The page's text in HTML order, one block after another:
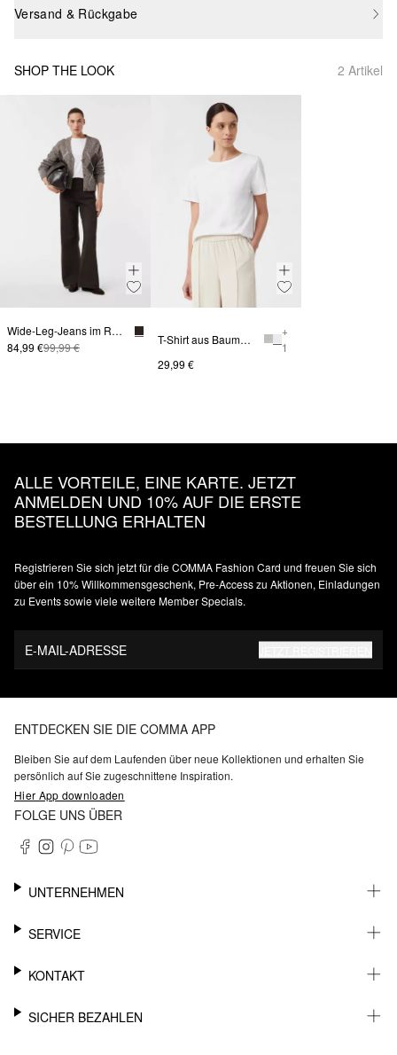
Versand & Rückgabe
SHOP THE LOOK 2 Artikel
Wide-Leg-Jeans im Relaxed Fit
84,99 €99,99 €
T-Shirt aus Baumwolle
+
1
29,99 €
ALLE VORTEILE, EINE KARTE. JETZT
ANMELDEN UND 10% AUF DIE ERSTE
BESTELLUNG ERHALTEN
Registrieren Sie sich jetzt für die COMMA Fashion Card und freuen Sie sich
über ein 10% Willkommensgeschenk, Pre-Access zu Aktionen, Einladungen
zu Events sowie viele weitere Member Specials.
E-MAIL-ADRESSE
ENTDECKEN SIE DIE COMMA APP
Bleiben Sie auf dem Laufenden über neue Kollektionen und erhalten Sie
persönlich auf Sie zugeschnittene Inspiration.
Hier App downloaden
FOLGE UNS ÜBER
UNTERNEHMEN
KARRIERE
BARRIEREFREIHEIT
SERVICE
WHATSAPP
MEIN KONTO
KONTAKT
SUPPORT
SICHER BEZAHLEN